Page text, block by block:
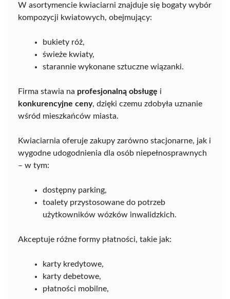
W asortymencie kwiaciarni znajduje się bogaty wybór
kompozycji kwiatowych, obejmujący:
bukiety róż,
świeże kwiaty,
starannie wykonane sztuczne wiązanki.
Firma stawia na profesjonalną obsługę i
konkurencyjne ceny, dzięki czemu zdobyła uznanie
wśród mieszkańców miasta.
Kwiaciarnia oferuje zakupy zarówno stacjonarne, jak i
wygodne udogodnienia dla osób niepełnosprawnych
– w tym:
dostępny parking,
toalety przystosowane do potrzeb
użytkowników wózków inwalidzkich.
Akceptuje różne formy płatności, takie jak:
karty kredytowe,
karty debetowe,
płatności mobilne,